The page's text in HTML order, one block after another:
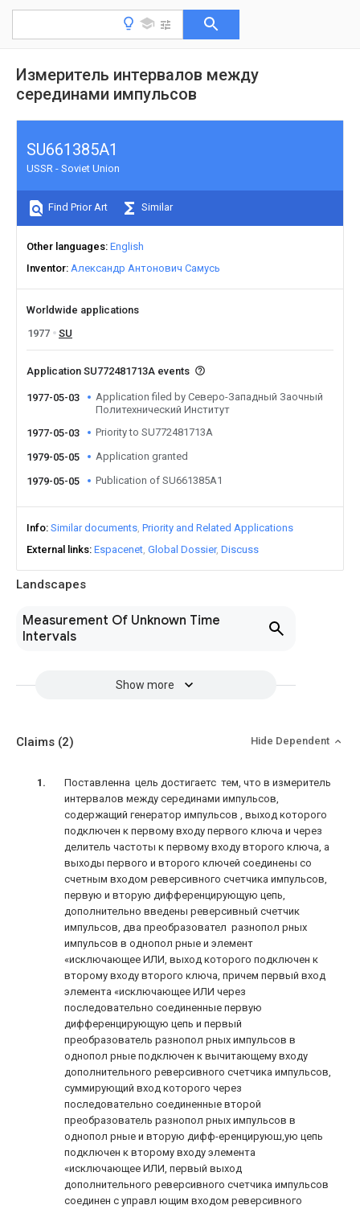
Измеритель интервалов между
серединами импульсов
Landscapes
Measurement Of Unknown Time
Intervals
Show more
SU661385A1
USSR - Soviet Union
Find Prior Art Similar
Other languages English
Inventor Александр Антонович Самусь
Worldwide applications
1977
SU
Application SU772481713A events
1977-05-03
Application filed by Северо-Западный Заочный
Политехнический Институт
1977-05-03
Priority to SU772481713A
1979-05-05 Application granted
1979-05-05 Publication of SU661385A1
Info Similar documents Priority and Related Applications
External links Espacenet Global Dossier Discuss
Claims (2) Hide Dependent
Поставленна цель достигаетс тем, что в измеритель
интервалов между серединами импульсов,
содержащий генератор импульсов , выход которого
подключен к первому входу первого ключа и через
делитель частоты к первому входу второго ключа, а
выходы первого и второго ключей соединены со
счетным входом реверсивного счетчика импульсов,
первую и вторую дифференцирующую цепь,
дополнительно введены реверсивный счетчик
импульсов, два преобразовател разнопол рных
импульсов в однопол рные и элемент
«исключающее ИЛИ, выход которого подключен к
второму входу второго ключа, причем первый вход
элемента «исключающее ИЛИ через
последовательно соединенные первую
дифференцирующую цепь и первый
преобразователь разнопол рных импульсов в
однопол рные подключен к вычитающему входу
дополнительного реверсивного счетчика импульсов,
суммирующий вход которого через
последовательно соединенные второй
преобразователь разнопол рных импульсов в
однопол рные и вторую дифф-еренцируюш,ую цепь
подключен к второму входу элемента
«исключающее ИЛИ, первый выход
дополнительного реверсивного счетчика импульсов
соединен с управл ющим входом реверсивного